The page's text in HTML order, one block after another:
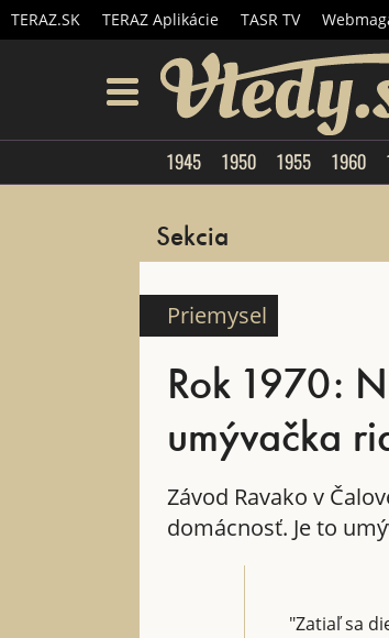
TERAZ.SK TERAZ Aplikácie TASR TV
1945 1950 1955 1960
Sekcia
Priemysel
Rok 1970:
umývačka
Závod Ravako v
domácnosť. Je to
"Zatiaľ sa